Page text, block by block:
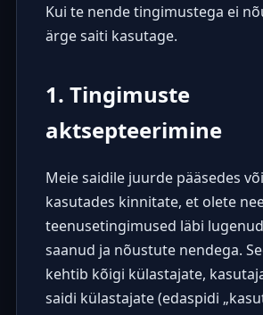
Kui te nende tingimustega ei
ärge saiti kasutage.
1. Tingimuste
aktsepteerimine
Meie saidile juurde pääsedes
kasutades kinnitate, et olete
teenusetingimused läbi
saanud ja nõustute nendega.
kehtib kõigi külastajate,
saidi külastajate (edaspidi